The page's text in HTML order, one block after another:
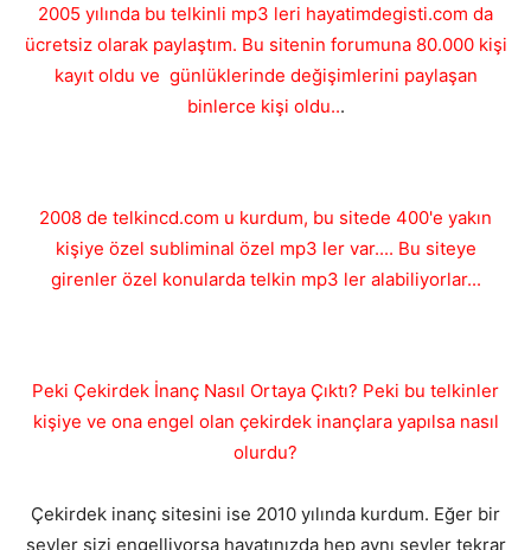
2005 yılında bu telkinli mp3 leri hayatimdegisti.com da
ücretsiz olarak paylaştım. Bu sitenin forumuna 80.000 kişi
kayıt oldu ve günlüklerinde değişimlerini paylaşan
binlerce kişi oldu...
2008 de telkincd.com u kurdum, bu sitede 400'e yakın
kişiye özel subliminal özel mp3 ler var.... Bu siteye
girenler özel konularda telkin mp3 ler alabiliyorlar...
Peki Çekirdek İnanç Nasıl Ortaya Çıktı? Peki bu telkinler
kişiye ve ona engel olan çekirdek inançlara yapılsa nasıl
olurdu?
Çekirdek inanç sitesini ise 2010 yılında kurdum. Eğer bir
şeyler sizi engelliyorsa hayatınızda hep aynı şeyler tekrar